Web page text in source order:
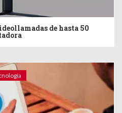
de hasta 50